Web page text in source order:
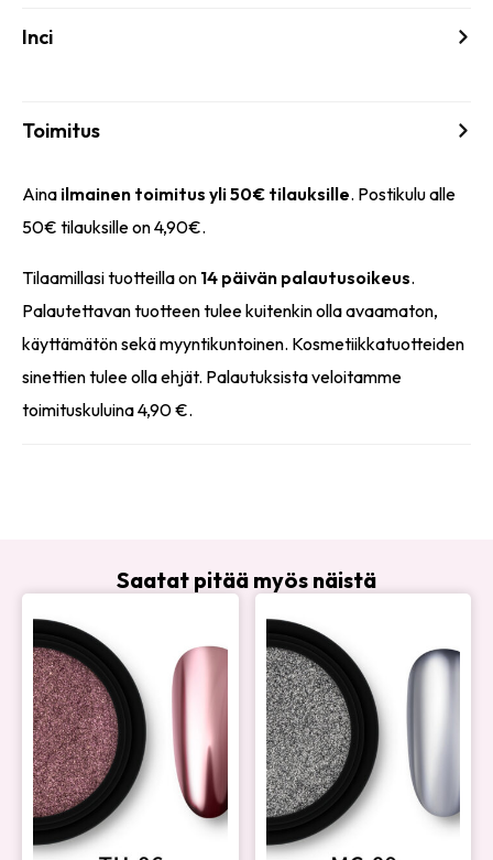
Inci
Toimitus
Aina ilmainen toimitus yli 50€ tilauksille. Postikulu alle
50€ tilauksille on 4,90€.
Tilaamillasi tuotteilla on 14 päivän palautusoikeus.
Palautettavan tuotteen tulee kuitenkin olla avaamaton,
käyttämätön sekä myyntikuntoinen. Kosmetiikkatuotteiden
sinettien tulee olla ehjät. Palautuksista veloitamme
toimituskuluina 4,90 €.
Saatat pitää myös näistä